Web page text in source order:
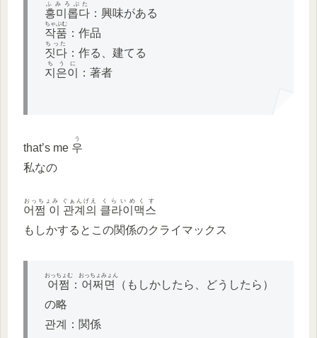
흥미롭다
ふみろぷた
：興味がある
작품
ちゃぶむ
：作品
짓다
ちった
：作る、建てる
지은이
ちうに
：著者
that’s me 우
う
私なの
어쩜 이 관계의
おっちょみ ぐぁんげえ
클라이맥스
くらいめくす
もしかするとこの関係のクライマックス
어쩜
おっちょむ
： 어쩌면
おっちょみょん
（もしかしたら、どうしたら）
の略
관계：関係